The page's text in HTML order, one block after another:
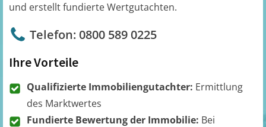
und erstellt fundierte Wertgutachten.
Telefon: 0800 589 0225
Ihre Vorteile
Qualifizierte Immobiliengutachter: Ermittlung
des Marktwertes
Fundierte Bewertung der Immobilie: Bei